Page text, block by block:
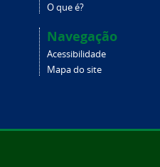
O que é?
Navegação
Acessibilidade
Mapa do site